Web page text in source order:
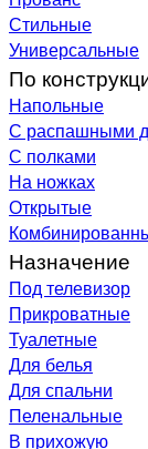
Стильные
Универсальные
По
Напольные
С распашными
С полками
На ножках
Открытые
Назначение
Под телевизор
Прикроватные
Туалетные
Для белья
Для спальни
Пеленальные
В прихожую